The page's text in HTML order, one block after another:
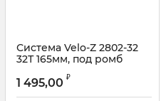
Система Velo-Z 2802-32
32Т 165мм, под ромб
2802-32
1 495,00 ₽